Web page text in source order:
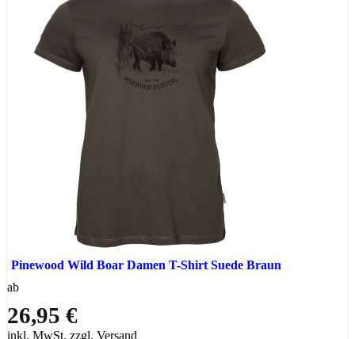
Pinewood Wild Boar Damen T-Shirt Suede Braun
ab
26,95 €
inkl. MwSt. zzgl. Versand